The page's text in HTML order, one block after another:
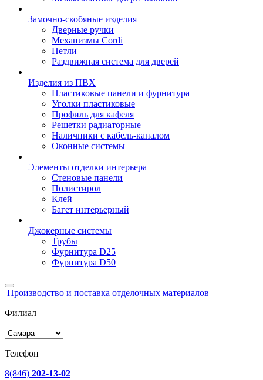
Замочно-скобяные изделия
Дверные ручки
Механизмы Cordi
Петли
Раздвижная система для дверей
Изделия из ПВХ
Пластиковые панели и фурнитура
Уголки пластиковые
Профиль для кафеля
Решетки радиаторные
Наличники с кабель-каналом
Оконные системы
Элементы отделки интерьера
Стеновые панели
Полистирол
Клей
Багет интерьерный
Джокерные системы
Трубы
Фурнитура D25
Фурнитура D50
Производство и поставка отделочных материалов
Филиал
Телефон
8(846) 202-13-02